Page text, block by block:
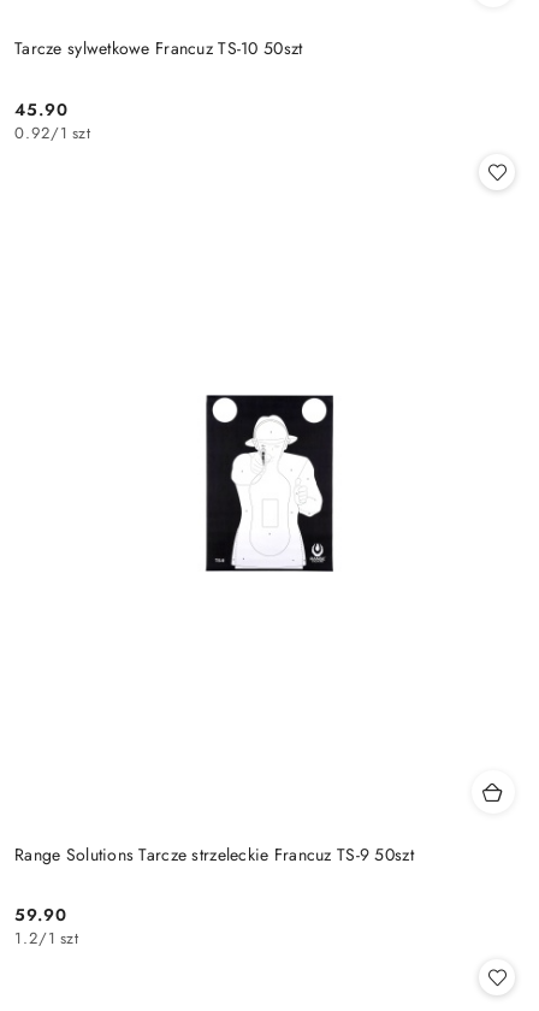
Tarcze sylwetkowe Francuz TS-10 50szt
Cena:
45.90
0.92/1 szt
Range Solutions Tarcze strzeleckie Francuz TS-9 50szt
Cena:
59.90
1.2/1 szt